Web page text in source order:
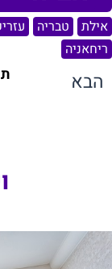
אילת טבריה
ריחאניה
הבא